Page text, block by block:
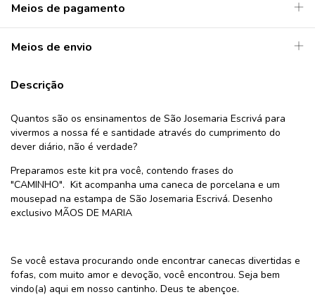
Meios de pagamento
Meios de envio
Descrição
Quantos são os ensinamentos de São Josemaria Escrivá para
vivermos a nossa fé e santidade através do cumprimento do
dever diário, não é verdade?
Preparamos este kit pra você, contendo frases do
"CAMINHO". Kit acompanha uma caneca de porcelana e um
mousepad na estampa de São Josemaria Escrivá. Desenho
exclusivo MÃOS DE MARIA
Se você estava procurando onde encontrar canecas divertidas e
fofas, com muito amor e devoção, você encontrou. Seja bem
vindo(a) aqui em nosso cantinho. Deus te abençoe.